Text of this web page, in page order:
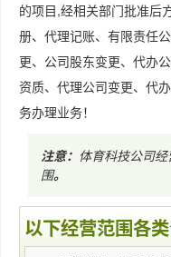
的项目,经相关部门批准后
册、代理记账、有限责任
更、公司股东变更、代办
资质、代理公司变更、代
务办理业务！
注意： 体育科技公司
围。
以下经营范围各类